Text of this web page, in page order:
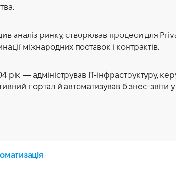
аналіз ринку, створював процеси для
міжнародних поставок і контрактів.
рік — адміністрував IT-інфраструктуру,
портал й автоматизував бізнес-звіти у